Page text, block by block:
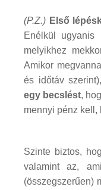
(P.Z.) Első
Enélkül ugyanis
melyikhez
Amikor
és időtáv
egy becslést,
mennyi pénz kell,
Szinte biztos,
valamint az,
(összegszerűen)